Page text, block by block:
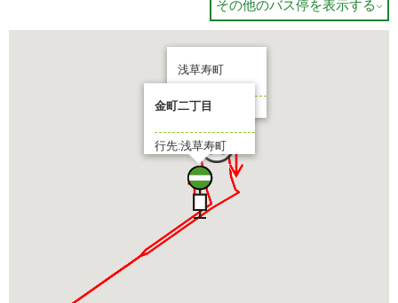
その他のバス停を表示する 
金町二丁目
行先:浅草寿町
浅草寿町
3 分待ち